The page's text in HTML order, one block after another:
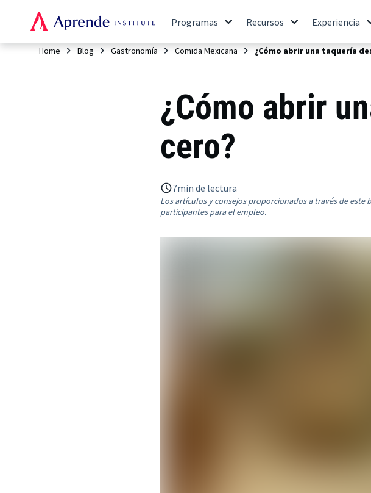
Programas Recursos Experiencia
Home Blog Gastronomía Comida Mexicana ¿Cómo abrir una taquería
¿Cómo abrir
cero?
7min de lectura
Los artículos y consejos proporcionados a través de
participantes para el empleo.